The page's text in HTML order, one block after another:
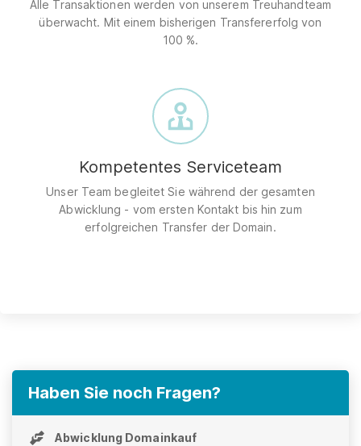
Alle Transaktionen werden von unserem Treuhandteam
überwacht. Mit einem bisherigen Transfererfolg von
100 %.
Kompetentes Serviceteam
Unser Team begleitet Sie während der gesamten
Abwicklung - vom ersten Kontakt bis hin zum
erfolgreichen Transfer der Domain.
Haben Sie noch Fragen?
Abwicklung Domainkauf